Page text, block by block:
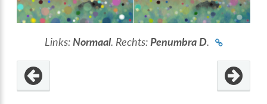
Links: Normaal. Rechts: Penumbra D.